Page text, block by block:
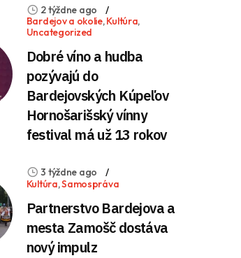
2 týždne ago
Bardejov a okolie,Kultúra,
Uncategorized
Dobré víno a hudba
pozývajú do
Bardejovských Kúpeľov
Hornošarišský vínny
festival má už 13 rokov
3 týždne ago
Kultúra,Samospráva
Partnerstvo Bardejova a
mesta Zamošč dostáva
nový impulz